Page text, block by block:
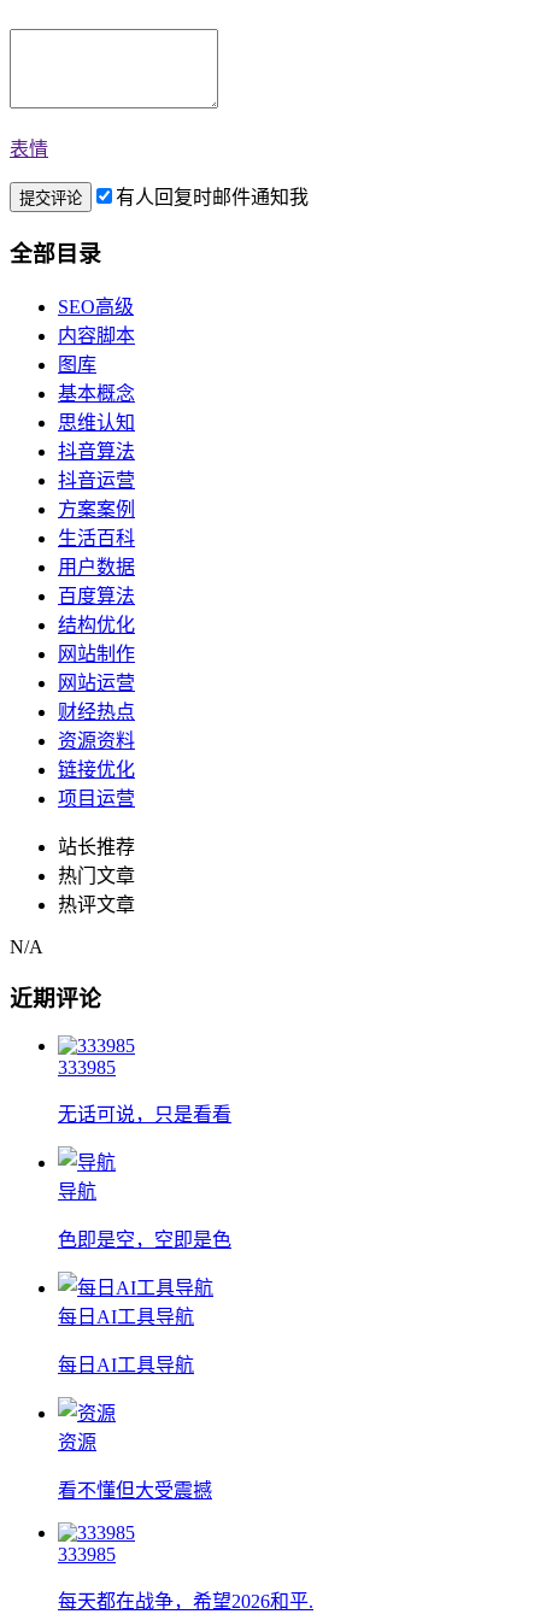
表情
有人回复时邮件通知我
全部目录
SEO高级
内容脚本
图库
基本概念
思维认知
抖音算法
抖音运营
方案案例
生活百科
用户数据
百度算法
结构优化
网站制作
网站运营
财经热点
资源资料
链接优化
项目运营
站长推荐
热门文章
热评文章
N/A
近期评论
333985
无话可说，只是看看
导航
色即是空，空即是色
每日AI工具导航
每日AI工具导航
资源
看不懂但大受震撼
333985
每天都在战争，希望2026和平.